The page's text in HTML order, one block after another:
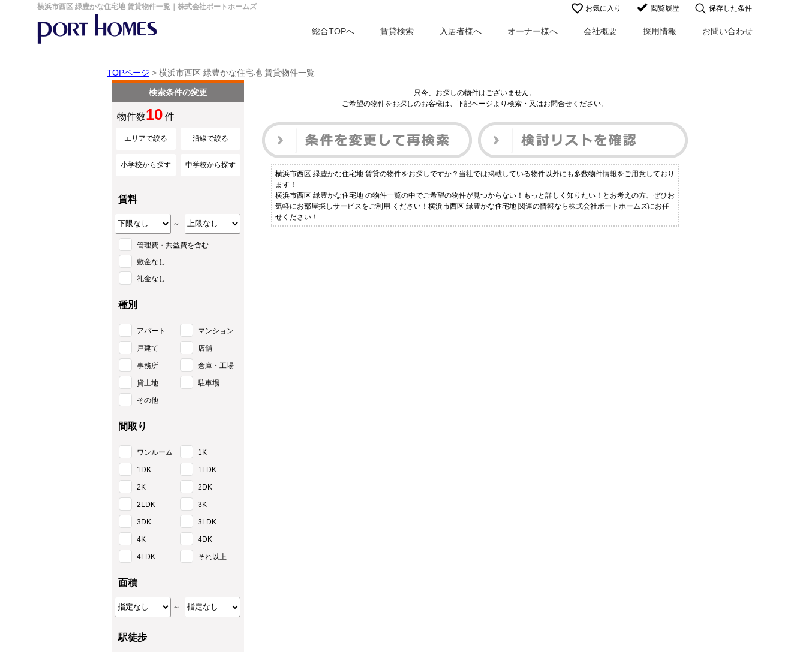
横浜市西区 緑豊かな住宅地 賃貸物件一覧｜株式会社ポートホームズ お気に入り 閲覧履歴 保存した条件
総合TOPへ 賃貸検索 入居者様へ オーナー様へ 会社概要 採用情報 お問い合わせ
TOPページ > 横浜市西区 緑豊かな住宅地 賃貸物件一覧
只今、お探しの物件はございません。
ご希望の物件をお探しのお客様は、下記ページより検索・又はお問合せください。
横浜市西区 緑豊かな住宅地 賃貸の物件をお探しですか？当社では掲載している物件以外にも多数物件情報をご用意しており
ます！
横浜市西区 緑豊かな住宅地 の物件一覧の中でご希望の物件が見つからない！もっと詳しく知りたい！とお考えの方、ぜひお
気軽にお部屋探しサービスをご利用 ください！横浜市西区 緑豊かな住宅地 関連の情報なら株式会社ポートホームズにお任
せください！
検索条件の変更
物件数10 件
エリアで絞る 沿線で絞る
小学校から探す 中学校から探す
賃料
～
管理費・共益費を含む
敷金なし
礼金なし
種別
アパート マンション
戸建て 店舗
事務所 倉庫・工場
貸土地 駐車場
その他
間取り
ワンルーム 1K
1DK 1LDK
2K 2DK
2LDK 3K
3DK 3LDK
4K 4DK
4LDK それ以上
面積
～
駅徒歩